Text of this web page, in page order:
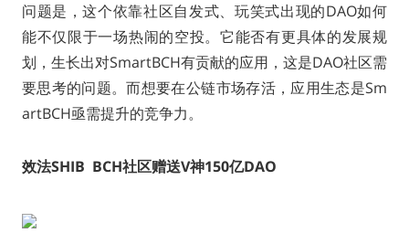
问题是，这个依靠社区自发式、玩笑式出现的DAO如何
能不仅限于一场热闹的空投。它能否有更具体的发展规
划，生长出对SmartBCH有贡献的应用，这是DAO社区需
要思考的问题。而想要在公链市场存活，应用生态是Sm
artBCH亟需提升的竞争力。
效法SHIB BCH社区赠送V神150亿DAO